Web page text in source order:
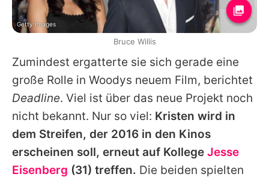
Zumindest ergatterte sie sich gerade eine
große Rolle in Woodys neuem Film, berichtet
Deadline. Viel ist über das neue Projekt noch
nicht bekannt. Nur so viel: Kristen wird in
dem Streifen, der 2016 in den Kinos
erscheinen soll, erneut auf Kollege Jesse
Eisenberg (31) treffen. Die beiden spielten
Getty Images
Bruce Willis